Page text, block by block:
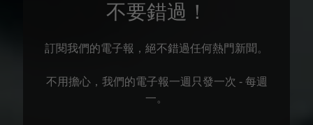
不要錯過！
訂閱我們的電子報，絕不錯過任何熱門新聞。
不用擔心，我們的電子報一週只發一次 - 每週
一。